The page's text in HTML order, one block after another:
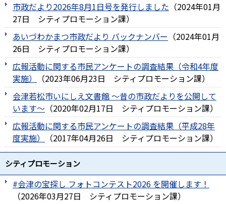
市政だより2026年8月1日号を発行しました （2024年01月
27日
シティプロモーション課）
あいづわかまつ市政だより バックナンバー （2024年01月
26日
シティプロモーション課）
広報活動に関する市民アンケートの調査結果（令和4年度
実施）
（2023年06月23日 シティプロモーション課）
会津若松市いにしえ文書館 ～昔の市政だよりを公開して
います～ （2020年02月17日 シティプロモーション課）
広報活動に関する市民アンケートの調査結果（平成28年
度実施）
（2017年04月26日 シティプロモーション課）
シティプロモーション
#会津の宝探し フォトコンテスト2026 を開催します！
（2026年03月27日 シティプロモーション課）